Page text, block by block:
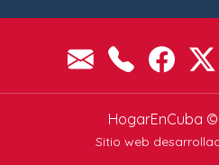
HogarEnCuba ©
Sitio web